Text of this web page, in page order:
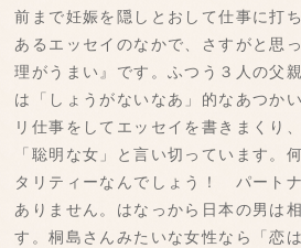
前まで妊娠を隠しとおして仕事に打
あるエッセイのなかで、さすがと思
理がうまい』です。ふつう３人の父
は「しょうがないなあ」的なあつか
リ仕事をしてエッセイを書きまくり
「聡明な女」と言い切っています。
タリティーなんでしょう！ パート
ありません。はなっから日本の男は
す。桐島さんみたいな女性なら「恋